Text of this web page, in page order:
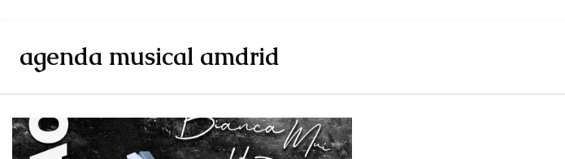
agenda musical amdrid